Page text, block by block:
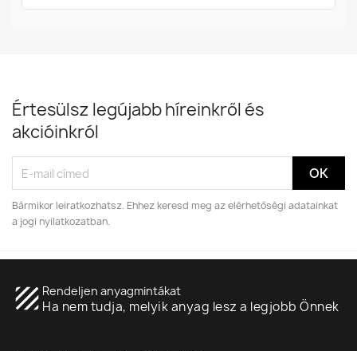
Értesülsz legújabb híreinkről és
akcióinkról
Bármikor leiratkozhatsz. Ehhez keresd meg az elérhetőségi adatainkat
a jogi nyilatkozatban.
texture Rendeljen anyagmintákat
Ha nem tudja, melyik anyag lesz a legjobb Önnek